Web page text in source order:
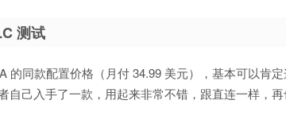
测试
的同款配置价格（月付 34.99 美元），基本可以肯
自己入手了一款，用起来非常不错，跟直连一样，